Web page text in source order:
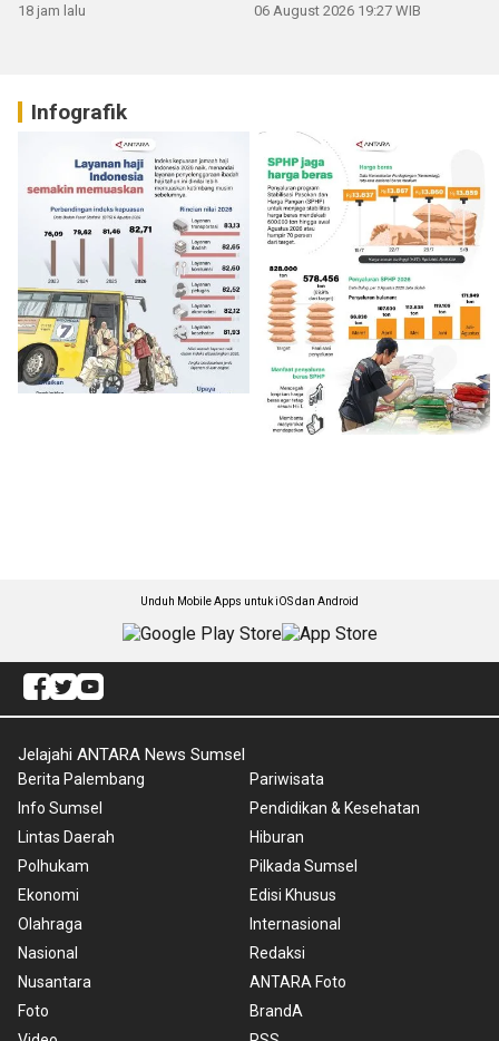
18 jam lalu 06 August 2026 19:27 WIB
Infografik
Unduh Mobile Apps untuk iOS dan Android
Jelajahi ANTARA News Sumsel
Berita Palembang
Info Sumsel
Lintas Daerah
Polhukam
Ekonomi
Olahraga
Nasional
Nusantara
Foto
Pariwisata
Pendidikan & Kesehatan
Hiburan
Pilkada Sumsel
Edisi Khusus
Internasional
Redaksi
ANTARA Foto
BrandA